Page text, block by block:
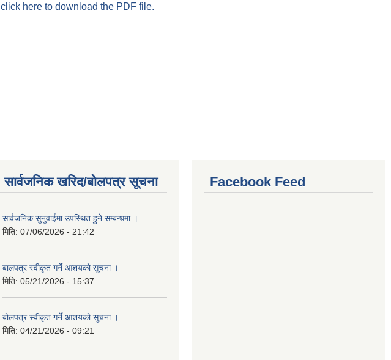
click here to download the PDF file.
सार्वजनिक खरिद/बोलपत्र सूचना
सार्वजनिक सुनुवाईमा उपस्थित हुने सम्बन्धमा ।
मिति: 07/06/2026 - 21:42
बालपत्र स्वीकृत गर्ने आशयको सूचना ।
मिति: 05/21/2026 - 15:37
बोलपत्र स्वीकृत गर्ने आशयको सूचना ।
मिति: 04/21/2026 - 09:21
Facebook Feed